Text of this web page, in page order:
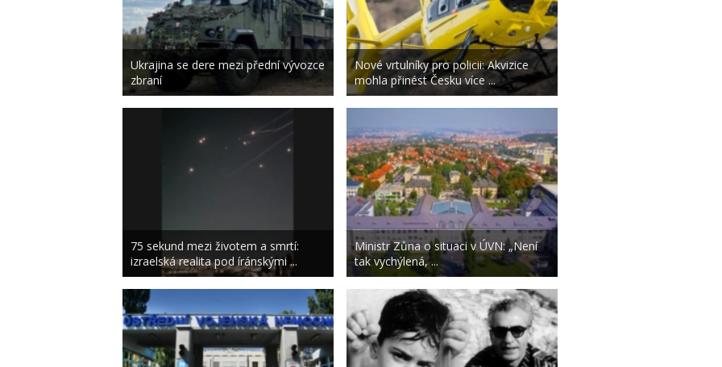
Ukrajina se dere mezi přední vývozce
zbraní
75 sekund mezi životem a smrtí:
izraelská realita pod íránskými ...
Nové vrtulníky pro policii: Akvizice
mohla přinést Česku více ...
Ministr Zůna o situaci v ÚVN: „Není
tak vychýlená, ...